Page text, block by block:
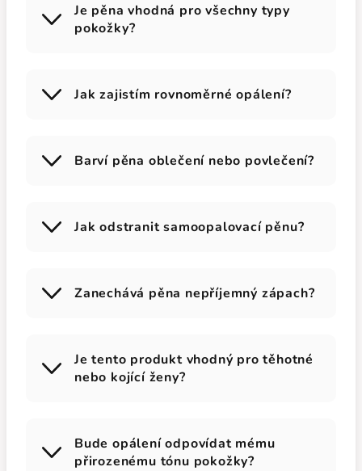
Je pěna vhodná pro všechny typy
pokožky?
Jak zajistím rovnoměrné opálení?
Barví pěna oblečení nebo povlečení?
Jak odstranit samoopalovací pěnu?
Zanechává pěna nepříjemný zápach?
Je tento produkt vhodný pro těhotné
nebo kojící ženy?
Bude opálení odpovídat mému
přirozenému tónu pokožky?